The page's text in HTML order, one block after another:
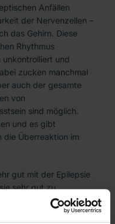
Anfällen
der Nervenzellen –
das Gehirn. Diese
Rhythmus
unkontrolliert und
zucken manchmal
auch der gesamte
von
sind möglich.
und es gibt
die Überreaktion im
gut mit der Epilepsie
sehr gut zu
Chefarzt der Klinik für